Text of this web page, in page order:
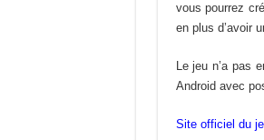
vous pourrez
en plus d’avoir
Le jeu n’a pas
Android avec
Site officiel du